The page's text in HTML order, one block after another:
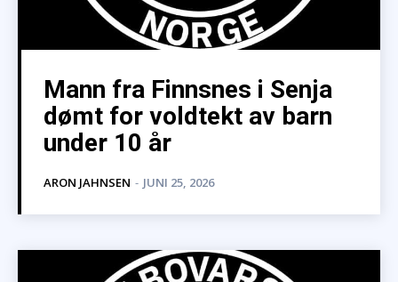
Mann fra Finnsnes i Senja
dømt for voldtekt av barn
under 10 år
ARON JAHNSEN - JUNI 25, 2026